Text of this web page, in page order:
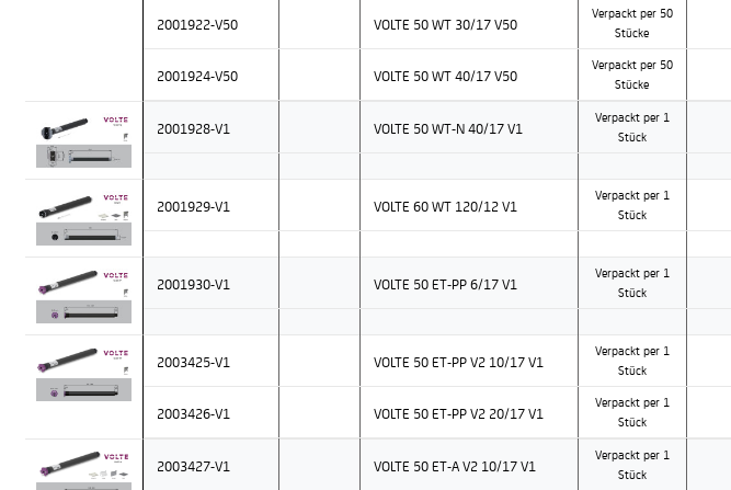
2001922-V50 VOLTE 50 WT 30/17 V50
Verpackt per 50
Stücke
2001924-V50 VOLTE 50 WT 40/17 V50
Verpackt per 50
Stücke
2001928-V1 VOLTE 50 WT-N 40/17 V1
Verpackt per 1
Stück
2001929-V1 VOLTE 60 WT 120/12 V1
Verpackt per 1
Stück
2001930-V1 VOLTE 50 ET-PP 6/17 V1
Verpackt per 1
Stück
2003425-V1 VOLTE 50 ET-PP V2 10/17 V1
Verpackt per 1
Stück
2003426-V1 VOLTE 50 ET-PP V2 20/17 V1
Verpackt per 1
Stück
2003427-V1 VOLTE 50 ET-A V2 10/17 V1
Verpackt per 1
Stück